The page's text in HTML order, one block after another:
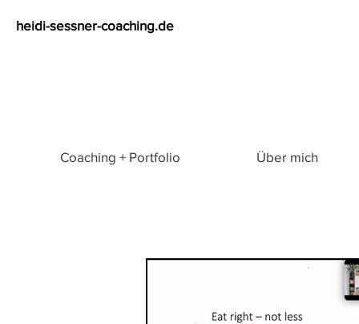
heidi-sessner-coaching.de
Coaching + Portfolio Über mich